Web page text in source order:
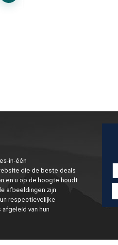
in-één
die de beste deals
en u op de hoogte houdt
afbeeldingen zijn
respectievelijke
van hun